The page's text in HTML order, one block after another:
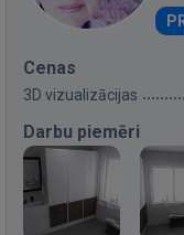
Cenas
3D vizualizācijas
Darbu piemēri